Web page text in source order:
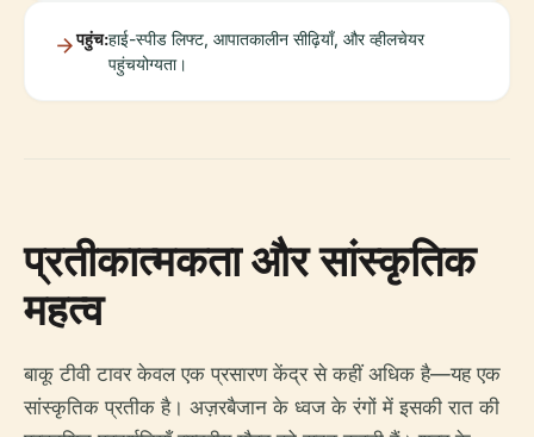
पहुंच:हाई-स्पीड लिफ्ट, आपातकालीन सीढ़ियाँ, और व्हीलचेयर
पहुंचयोग्यता।
प्रतीकात्मकता और सांस्कृतिक
महत्व
बाकू टीवी टावर केवल एक प्रसारण केंद्र से कहीं अधिक है—यह एक
सांस्कृतिक प्रतीक है। अज़रबैजान के ध्वज के रंगों में इसकी रात की